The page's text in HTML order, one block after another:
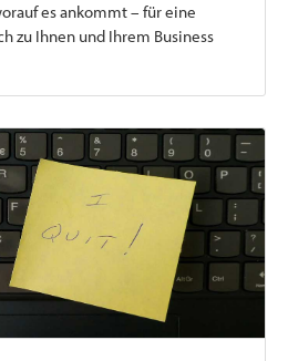
es ankommt – für eine
zu Ihnen und Ihrem Business